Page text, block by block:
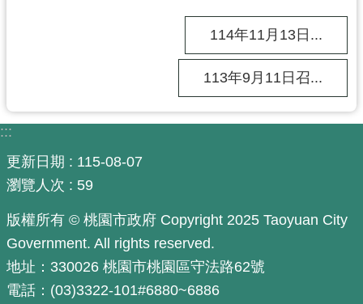
府
資
訊
公
開
機
關
114年11月13日...
113年9月11日召...
:::
更新日期
115-08-07
瀏覽人次
59
版權所有 © 桃園市政府 Copyright 2025 Taoyuan City
Government. All rights reserved.
地址：330026 桃園市桃園區守法路62號
電話：(03)3322-101#6880~6886